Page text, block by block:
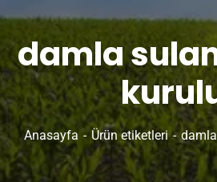
damla
Anasayfa Ürün etiketleri